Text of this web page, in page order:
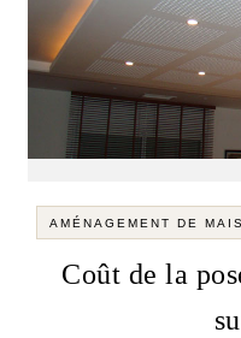
AMÉNAGEMENT DE
Coût de la